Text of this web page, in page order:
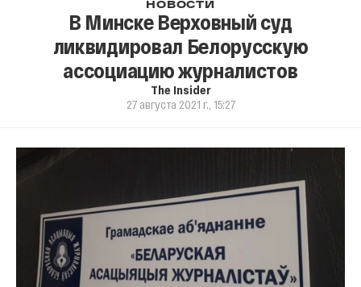
НОВОСТИ
В Минске Верховный суд
ликвидировал Белорусскую
ассоциацию журналистов
The Insider
27 августа 2021 г., 15:27